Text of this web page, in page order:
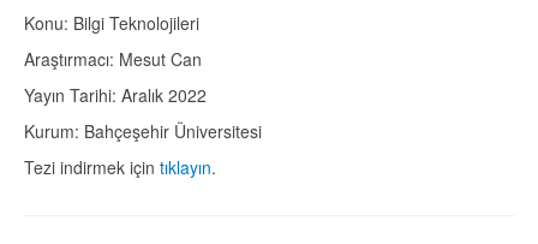
Konu: Bilgi Teknolojileri
Araştırmacı: Mesut Can
Yayın Tarihi: Aralık 2022
Kurum: Bahçeşehir Üniversitesi
Tezi indirmek için tıklayın.